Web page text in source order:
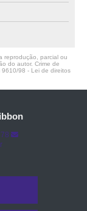
reprodução, parcial ou
do autor. Crime de
9610/98 - Lei de direitos